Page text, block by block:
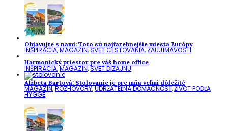
Objavujte s nami: Toto sú najfarebnejšie miesta Európy
INŠPIRÁCIA,MAGAZÍN,SVET CESTOVANIA,ZAUJÍMAVOSTI
Harmonický priestor pre váš home office
INŠPIRÁCIA,MAGAZÍN,SVET DIZAJNU
Alžbeta Bartová: Stolovanie je pre mňa veľmi dôležité
MAGAZÍN,ROZHOVORY,UDRŽATEĽNÁ DOMÁCNOSŤ,ŽIVOT PODĽA
HYGGE